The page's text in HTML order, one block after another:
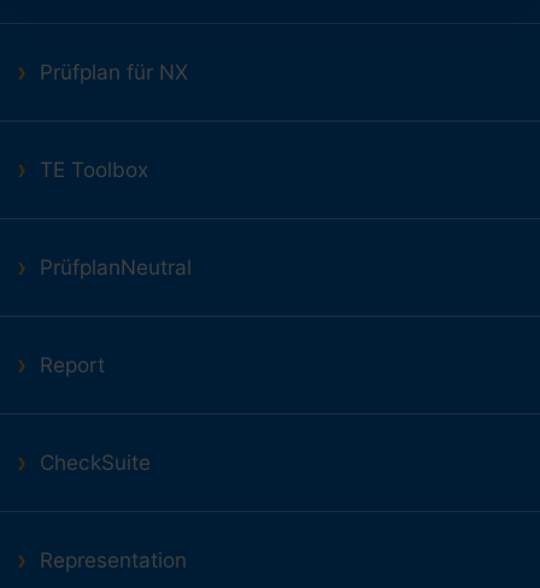
Prüfplan für NX
TE Toolbox
PrüfplanNeutral
Report
CheckSuite
Representation